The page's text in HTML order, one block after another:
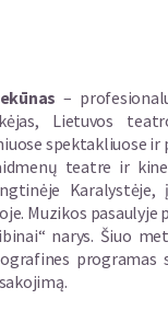
–
Lietuvos
spektakliuose ir
teatre ir
Karalystėje,
Muzikos pasaulyje
narys. Šiuo
programas